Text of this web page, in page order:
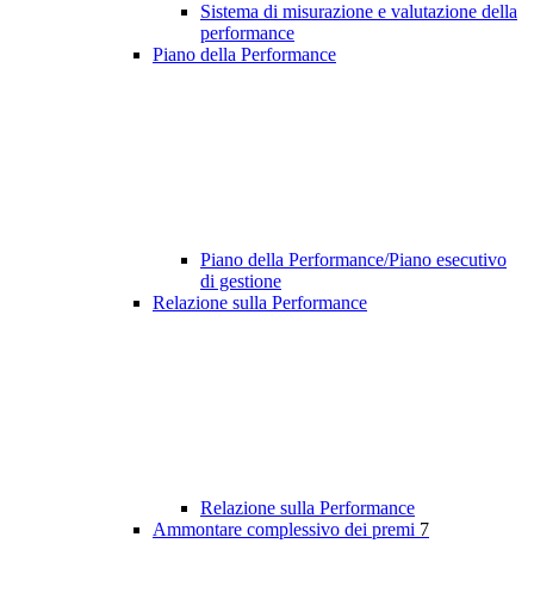
Sistema di misurazione e valutazione della
performance
Piano della Performance
Piano della Performance/Piano esecutivo
di gestione
Relazione sulla Performance
Relazione sulla Performance
Ammontare complessivo dei premi 7